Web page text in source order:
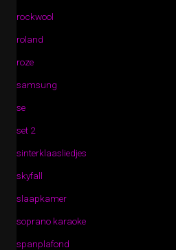
rockwool
roland
roze
samsung
se
set 2
sinterklaasliedjes
skyfall
slaapkamer
soprano karaoke
spanplafond